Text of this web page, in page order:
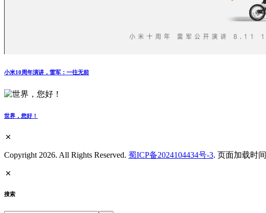
小米10周年演讲，雷军：一往无前
世界，您好！
Copyright 2026. All Rights Reserved. 蜀ICP备2024104434号-3. 页面加载时
搜索